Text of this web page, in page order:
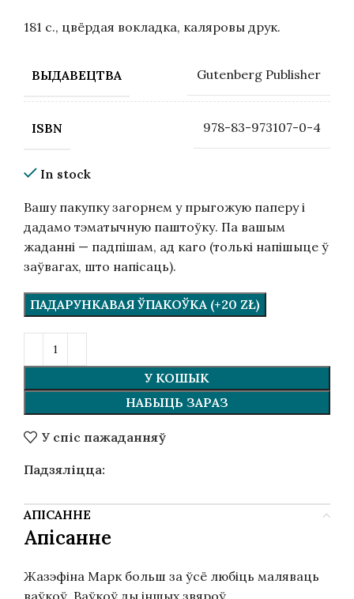
181 с., цвёрдая вокладка, каляровы друк.
ВЫДАВЕЦТВА Gutenberg Publisher
ISBN 978-83-973107-0-4
In stock
Вашу пакупку загорнем у прыгожую паперу і
дадамо тэматычную паштоўку. Па вашым
жаданні — падпішам, ад каго (толькі напішыце ў
заўвагах, што напісаць).
ПАДАРУНКАВАЯ ЎПАКОЎКА (+20 ZŁ)
У КОШЫК
НАБЫЦЬ ЗАРАЗ
У спіс пажаданняў
Падзяліцца:
АПІСАННЕ
Апісанне
Жазэфіна Марк больш за ўсё любіць маляваць
ваўкоў. Ваўкоў ды іншых звяроў.